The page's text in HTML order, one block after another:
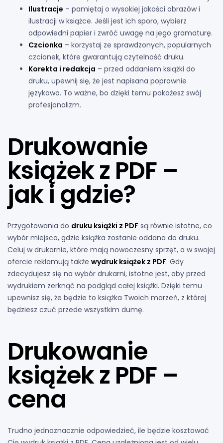
Ilustracje – pamiętaj o wysokiej jakości obrazów i
ilustracji w książce. Jeśli jest ich sporo, wybierz
odpowiedni papier i zwróć uwagę na jego gramaturę.
Czcionka – korzystaj ze sprawdzonych, popularnych
czcionek, które gwarantują czytelność druku.
Korekta i redakcja – przed oddaniem książki do
druku, upewnij się, że jest napisana poprawnie
językowo. To ważne, bo dzięki temu pokażesz swój
profesjonalizm.
Drukowanie
książek z PDF –
jak i gdzie?
Przygotowania do druku książki z PDF są równie istotne, co
wybór miejsca, gdzie książka zostanie oddana do druku.
Celuj w drukarnie, które mają nowoczesny sprzęt, a w swojej
ofercie reklamują także wydruk książek z PDF. Gdy
zdecydujesz się na wybór drukarni, istotne jest, aby przed
wydrukiem zerknąć na podgląd całej książki. Dzięki temu
upewnisz się, że będzie to książka Twoich marzeń, z której
będziesz czuć przede wszystkim dumę.
Drukowanie
książek z PDF –
cena
Trudno jednoznacznie odpowiedzieć, ile będzie kosztować